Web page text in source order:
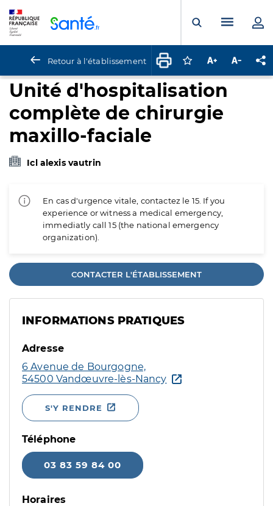
Ouvrir laMenu
Retour à l'établissement Connectez-vous
Augmenter la
Unité d'hospitalisation
complète de chirurgie
maxillo-faciale
Icl alexis vautrin
En cas d'urgence vitale, contactez le 15. If you
experience or witness a medical emergency,
immediatly call 15 (the national emergency
organization).
CONTACTER L'ÉTABLISSEMENT
INFORMATIONS PRATIQUES
Adresse
6 Avenue de Bourgogne,
54500 Vandœuvre-lès-Nancy
S'Y RENDRE
Téléphone
03 83 59 84 00
Horaires